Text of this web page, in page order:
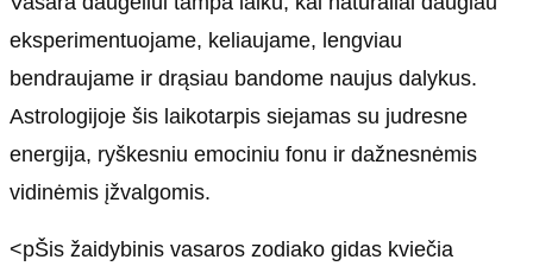
eksperimentuojame, keliaujame, lengviau
bendraujame ir drąsiau bandome naujus dalykus.
Astrologijoje šis laikotarpis siejamas su judresne
energija, ryškesniu emociniu fonu ir dažnesnėmis
vidinėmis įžvalgomis.
<pŠis žaidybinis vasaros zodiako gidas kviečia